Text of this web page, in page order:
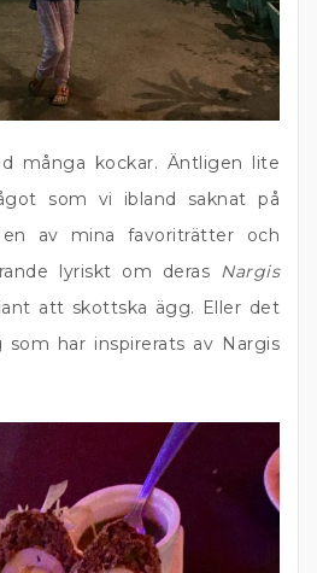
många kockar. Äntligen lite
som vi ibland saknat på
av mina favoriträtter och
lyriskt om deras Nargis
att skottska ägg. Eller det
har inspirerats av Nargis